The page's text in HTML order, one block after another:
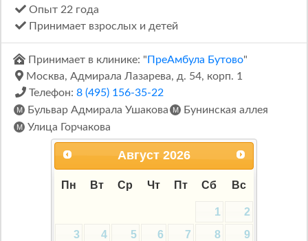
Опыт 22 года
Принимает взрослых и детей
Принимает в клинике: " ПреАмбула Бутово"
Москва, Адмирала Лазарева, д. 54, корп. 1
Телефон: 8 (495) 156-35-22
Бульвар Адмирала Ушакова
Бунинская аллея
Улица Горчакова
Август 2026
Пн Вт Ср Чт Пт Сб Вс
1
2
3
4 5 6 7 8
9